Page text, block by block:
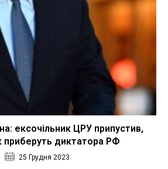
ексочільник ЦРУ припустив,
приберуть диктатора РФ
25 Грудня 2023